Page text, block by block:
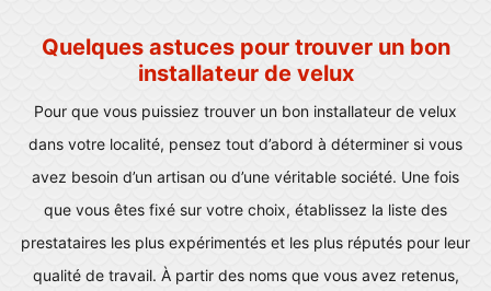
Quelques astuces pour trouver un bon
installateur de velux
Pour que vous puissiez trouver un bon installateur de velux
dans votre localité, pensez tout d’abord à déterminer si vous
avez besoin d’un artisan ou d’une véritable société. Une fois
que vous êtes fixé sur votre choix, établissez la liste des
prestataires les plus expérimentés et les plus réputés pour leur
qualité de travail. À partir des noms que vous avez retenus,